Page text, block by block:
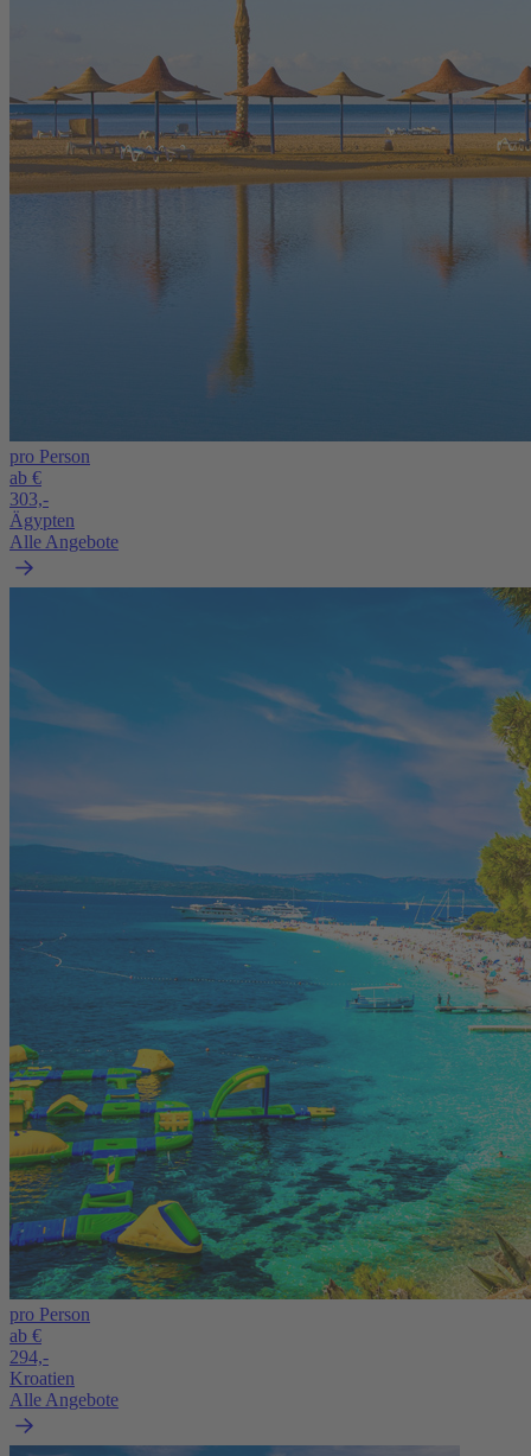
pro Person
ab €
303,-
Ägypten
Alle Angebote
pro Person
ab €
294,-
Kroatien
Alle Angebote